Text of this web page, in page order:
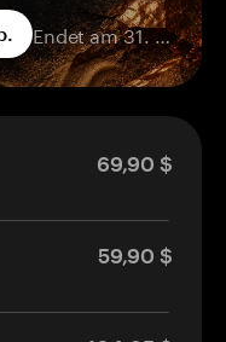
enthält
ausschließlich
eine Börse.
von 14 Tagen
Endet am 31. Aug.
69,90 $
59,90 $